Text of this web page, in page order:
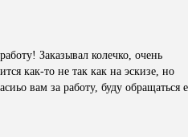
Заказывал колечко, очень
как-то не так как на эскизе, но
вам за работу, буду обращаться